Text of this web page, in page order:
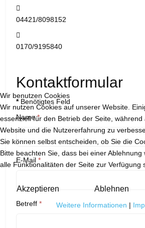
04421/8098152
0170/9195840
Kontaktformular
*Benötigtes Feld
Name*
E-Mail *
Betreff *
Wir benutzen Cookies
Wir nutzen Cookies auf unserer Website.
essenziell für den Betrieb der Seite,
Website und die Nutzererfahrung zu
Sie können selbst entscheiden, ob Sie die
Bitte beachten Sie, dass bei einer
alle Funktionalitäten der Seite zur Verfügung
Akzeptieren Ablehnen
Weitere Informationen |